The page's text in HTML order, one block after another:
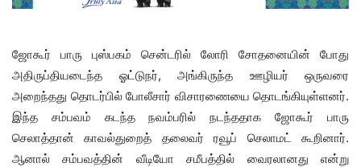
ஜோகூர் பாரு புஸ்பகம் சென்டரில் லோரி சோதனையின் போது
அதிருப்தியடைந்த ஓட்டுநர், அங்கிருந்த ஊழியர் ஒருவரை
அறைந்தது தொடர்பில் போலீசார் விசாரணையை தொடங்கியுள்ளனர்.
இந்த சம்பவம் கடந்த நவம்பரில் நடந்ததாக ஜோகூர் பாரு
செலாத்தான் காவல்துறைத் தலைவர் ரவூப் செலாமட் கூறினார்.
ஆனால் சம்பவத்தின் வீடியோ சமீபத்தில் வைரலானது என்று